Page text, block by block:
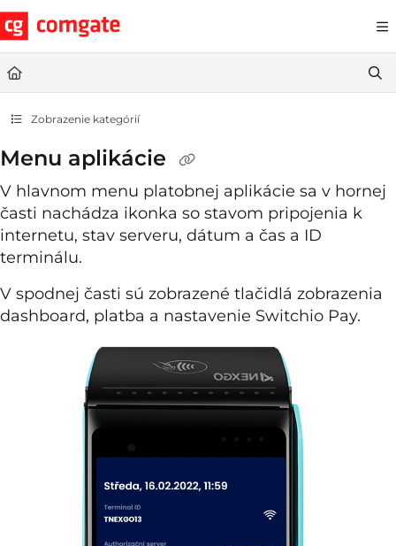
Documentation Index
Fetch the complete documentation index at: https://
Use this file to discover all available pages before exploring further.
Zobrazenie kategórií
Menu aplikácie
V hlavnom menu platobnej aplikácie sa v hornej
časti nachádza ikonka so stavom pripojenia k
internetu, stav serveru, dátum a čas a ID
terminálu.
V spodnej časti sú zobrazené tlačidlá zobrazenia
dashboard, platba a nastavenie Switchio Pay.